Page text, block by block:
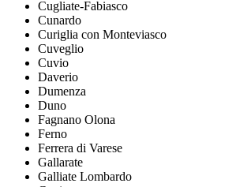
Cugliate-Fabiasco
Cunardo
Curiglia con Monteviasco
Cuveglio
Cuvio
Daverio
Dumenza
Duno
Fagnano Olona
Ferno
Ferrera di Varese
Gallarate
Galliate Lombardo